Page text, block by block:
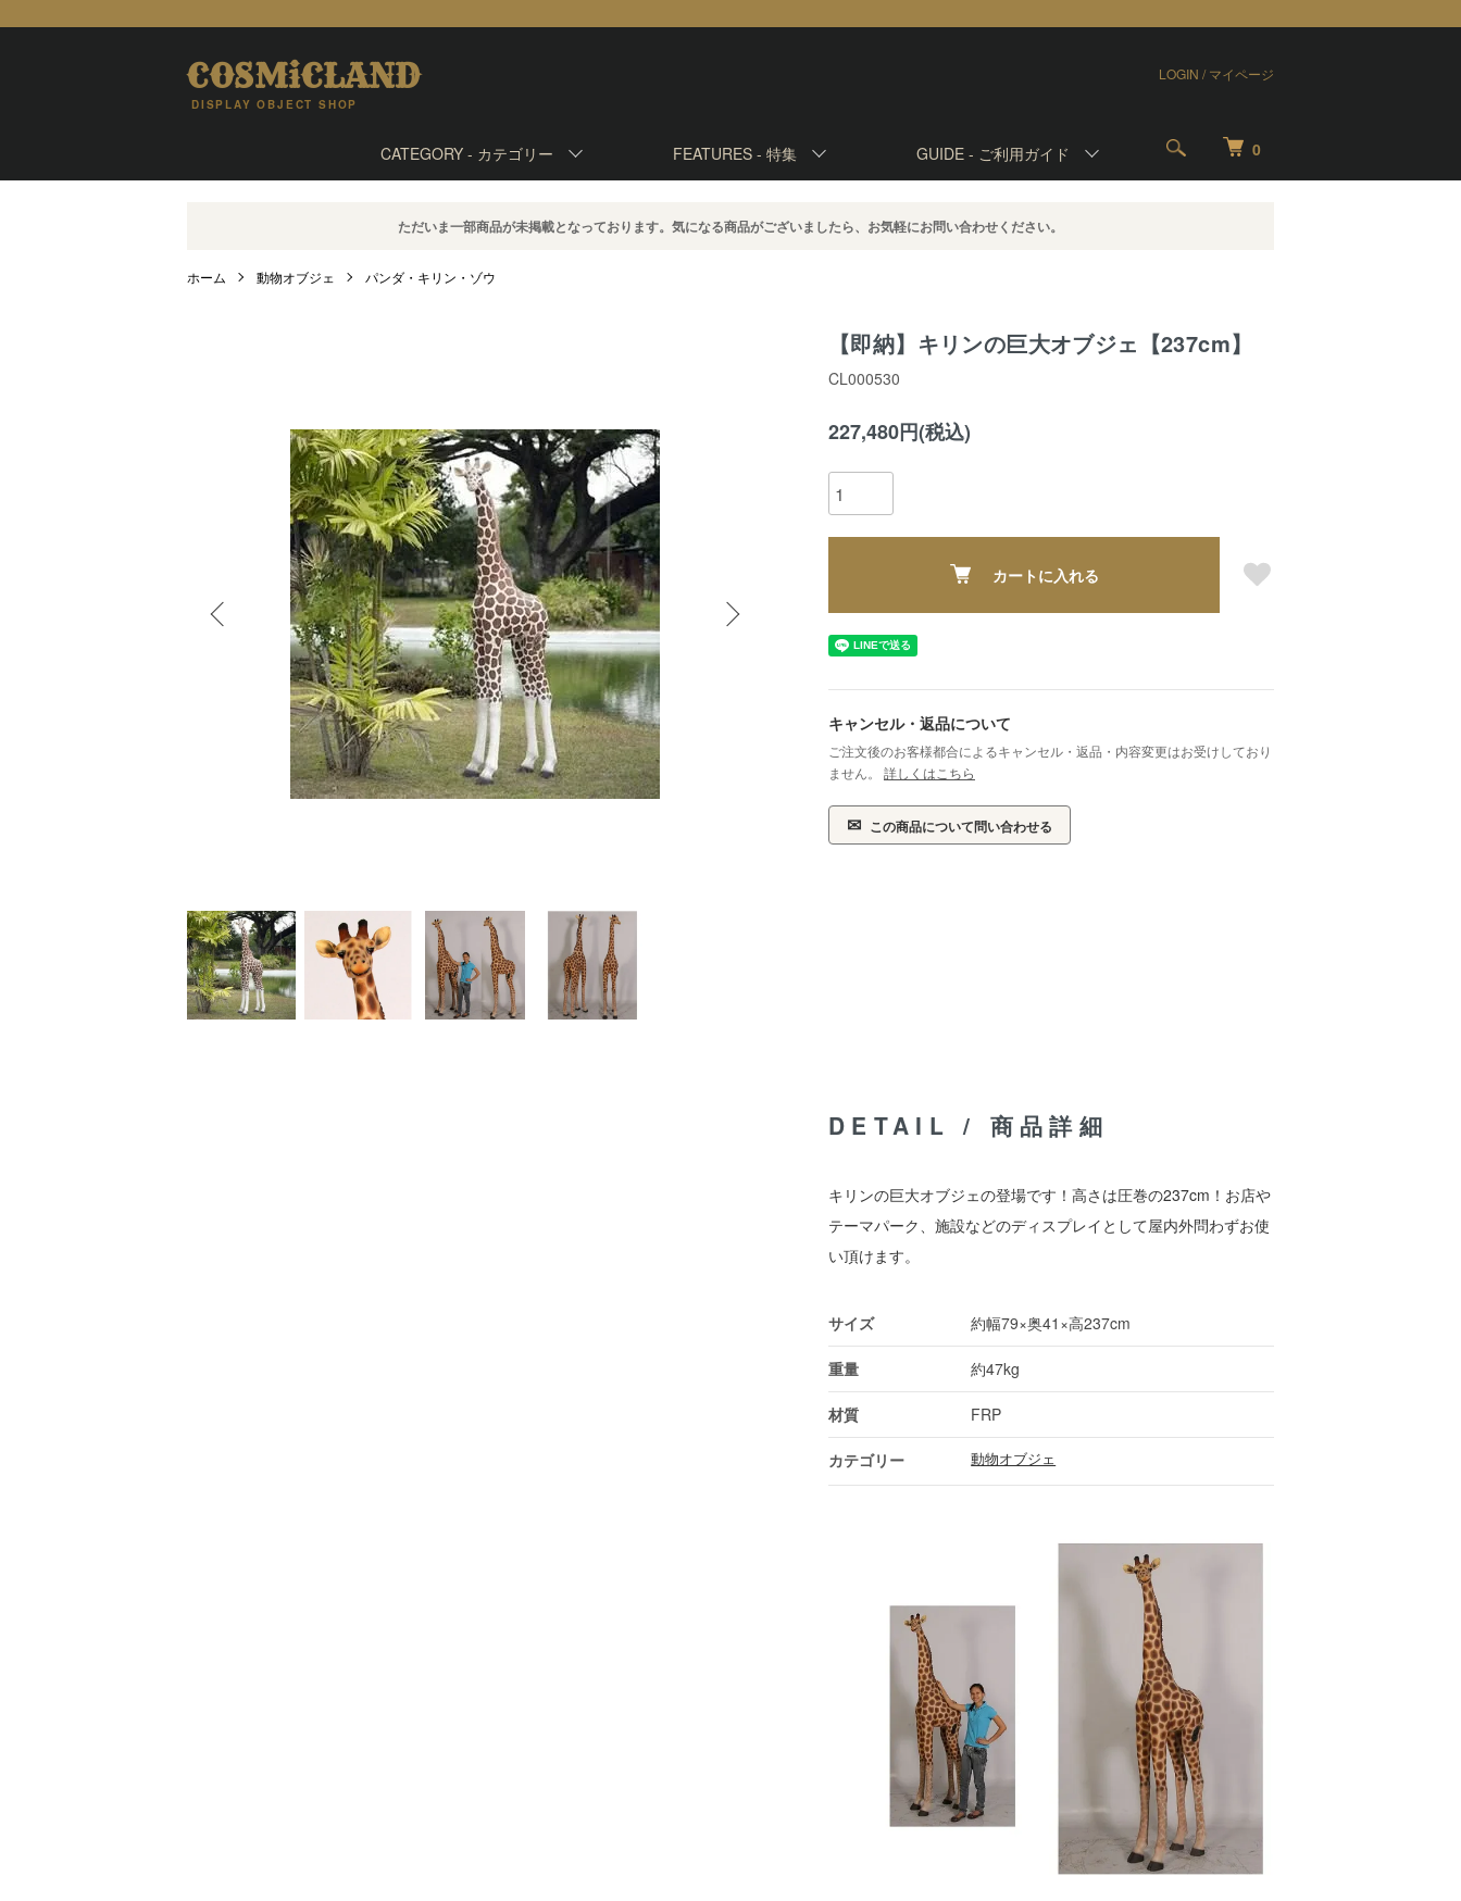
COSMiCLAND
DISPLAY OBJECT SHOP
0
CATEGORY - カテゴリー FEATURES - 特集 GUIDE - ご利用ガイド
LOGIN / マイページ
ただいま一部商品が未掲載となっております。気になる商品がございましたら、お気軽にお問い合わせください。
ホーム 動物オブジェ パンダ・キリン・ゾウ
【即納】キリンの巨大オブジェ【237cm】
CL000530
227,480円(税込)
カートに入れる
キャンセル・返品について
ご注文後のお客様都合によるキャンセル・返品・内容変更はお受けしており
ません。 詳しくはこちら
✉ この商品について問い合わせる
DETAIL / 商品詳細
キリンの巨大オブジェの登場です！高さは圧巻の237cm！お店や
テーマパーク、施設などのディスプレイとして屋内外問わずお使
い頂けます。
約幅79×奥41×高237cm
約47kg
FRP
動物オブジェ